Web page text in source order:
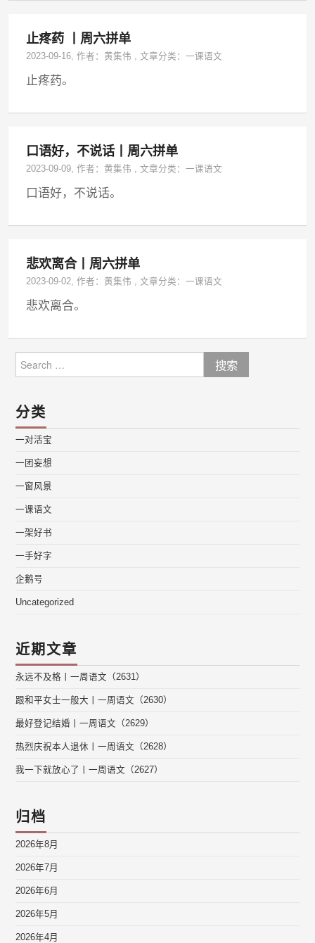
止疼药 丨周六拼单
2023-09-16, 作者：黄集伟 ,文章分类：一课语文
止疼药。
口语好，不说话丨周六拼单
2023-09-09, 作者：黄集伟 ,文章分类：一课语文
口语好，不说话。
悲欢离合丨周六拼单
2023-09-02, 作者：黄集伟 ,文章分类：一课语文
悲欢离合。
for:
分类
一对活宝
一团妄想
一窗风景
一课语文
一架好书
一手好字
企鹅号
Uncategorized
近期文章
永远不及格丨一周语文（2631）
跟和平女士一般大丨一周语文（2630）
最好登记结婚丨一周语文（2629）
热烈庆祝本人退休丨一周语文（2628）
我一下就放心了丨一周语文（2627）
归档
2026年8月
2026年7月
2026年6月
2026年5月
2026年4月